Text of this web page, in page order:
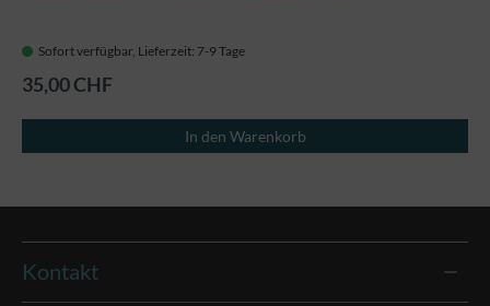
Sofort verfügbar, Lieferzeit: 7-9 Tage
35,00 CHF
In den Warenkorb
Kontakt